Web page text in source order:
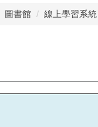
圖書館 線上學習系統